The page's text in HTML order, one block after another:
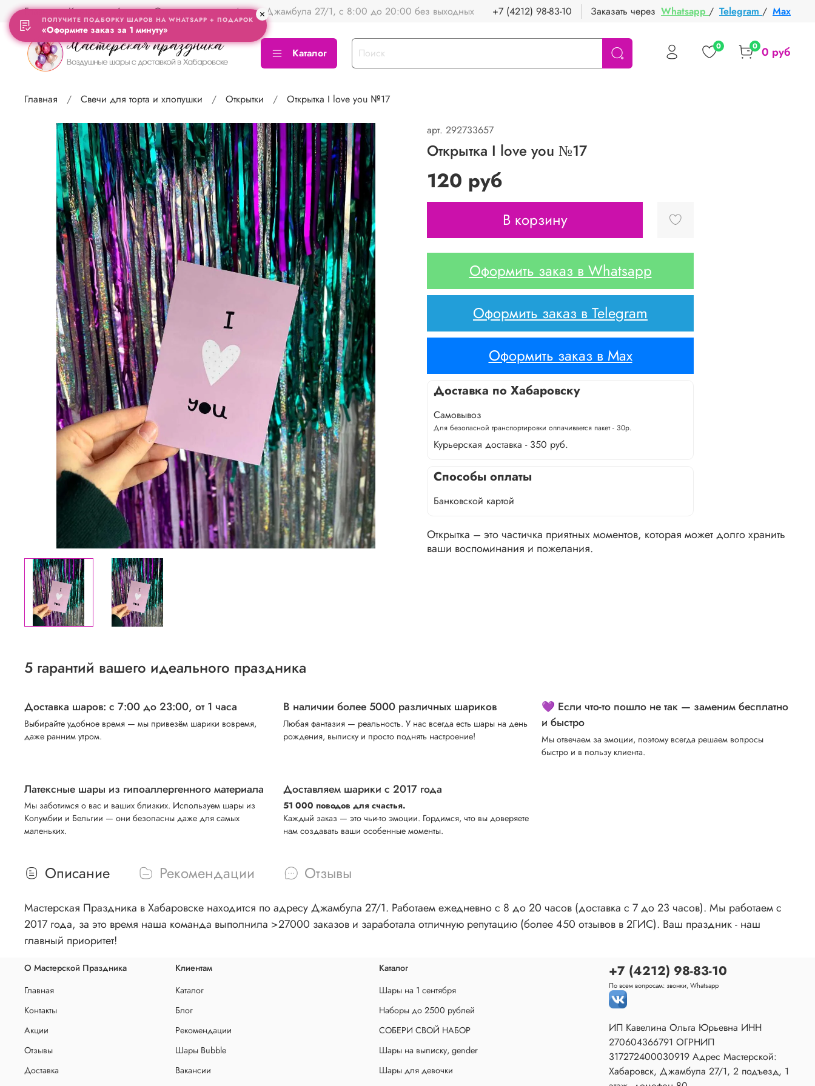
Главная Контакты Акции Отзывы Адрес Джамбула 27/1, с 8:00 до 20:00 без выходных +7 (4212) 98-83-10 Заказать через Whatsapp / Telegram / Max
Каталог 0 0 0 руб
Главная Свечи для торта и хлопушки Открытки Открытка I love you №17
арт. 292733657
Открытка I love you №17
120 руб
В корзину
Оформить заказ в Whatsapp
Оформить заказ в Telegram
Оформить заказ в Max
Доставка по Хабаровску
Самовывоз
Для безопасной транспортировки оплачивается пакет - 30р.
Курьерская доставка - 350 руб.
Способы оплаты
Банковской картой
Открытка – это частичка приятных моментов, которая может долго хранить
ваши воспоминания и пожелания.
5 гарантий вашего идеального праздника
Доставка шаров: с 7:00 до 23:00, от 1 часа
Выбирайте удобное время — мы привезём шарики вовремя,
даже ранним утром.
В наличии более 5000 различных шариков
Любая фантазия — реальность. У нас всегда есть шары на день
рождения, выписку и просто поднять настроение!
💜 Если что-то пошло не так — заменим бесплатно
и быстро
Мы отвечаем за эмоции, поэтому всегда решаем вопросы
быстро и в пользу клиента.
Латексные шары из гипоаллергенного материала
Мы заботимся о вас и ваших близких. Используем шары из
Колумбии и Бельгии — они безопасны даже для самых
маленьких.
Доставляем шарики с 2017 года
51 000 поводов для счастья.
Каждый заказ — это чьи-то эмоции. Гордимся, что вы доверяете
нам создавать ваши особенные моменты.
Описание Рекомендации Отзывы
Мастерская Праздника в Хабаровске находится по адресу Джамбула 27/1. Работаем ежедневно с 8 до 20 часов (доставка с 7 до 23 часов). Мы работаем с
2017 года, за это время наша команда выполнила >27000 заказов и заработала отличную репутацию (более 450 отзывов в 2ГИС). Ваш праздник - наш
главный приоритет!
О Мастерской Праздника
Главная
Контакты
Акции
Отзывы
Доставка
Клиентам
Каталог
Блог
Рекомендации
Шары Bubble
Вакансии
Каталог
Шары на 1 сентября
Наборы до 2500 рублей
СОБЕРИ СВОЙ НАБОР
Шары на выписку, gender
Шары для девочки
+7 (4212) 98-83-10
По всем вопросам: звонки, Whatsapp
ИП Кавелина Ольга Юрьевна ИНН
270604366791 ОГРНИП
317272400030919 Адрес Мастерской:
Хабаровск, Джамбула 27/1, 2 подъезд, 1
ПОЛУЧИТЕ ПОДБОРКУ ШАРОВ НА WHATSAPP + ПОДАРОК
«Оформите заказ за 1 минуту»